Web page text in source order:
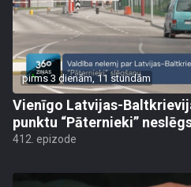
pirms 3 dienām, 11 stundām
Vienīgo Latvijas-
punktu “Pāternieki”
412. epizode